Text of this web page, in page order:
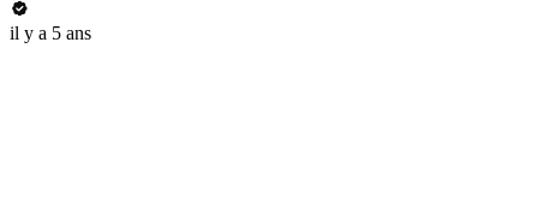
il y a 5 ans